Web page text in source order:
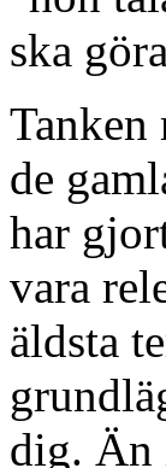
ska
Tanken
de
har
vara
äldsta
dig. Än